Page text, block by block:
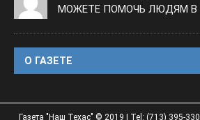
МОЖЕТЕ ПОМОЧЬ ЛЮДЯМ В
O ГАЗЕТЕ
Газета "Наш Техас" © 2019 | Tel: (713) 395-